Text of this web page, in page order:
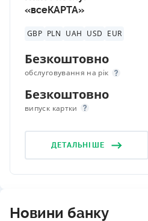
«всеКАРТА»
GBP PLN UAH USD EUR
Безкоштовно
обслуговування на рік
Безкоштовно
випуск картки
ДЕТАЛЬНІШЕ
Новини банку